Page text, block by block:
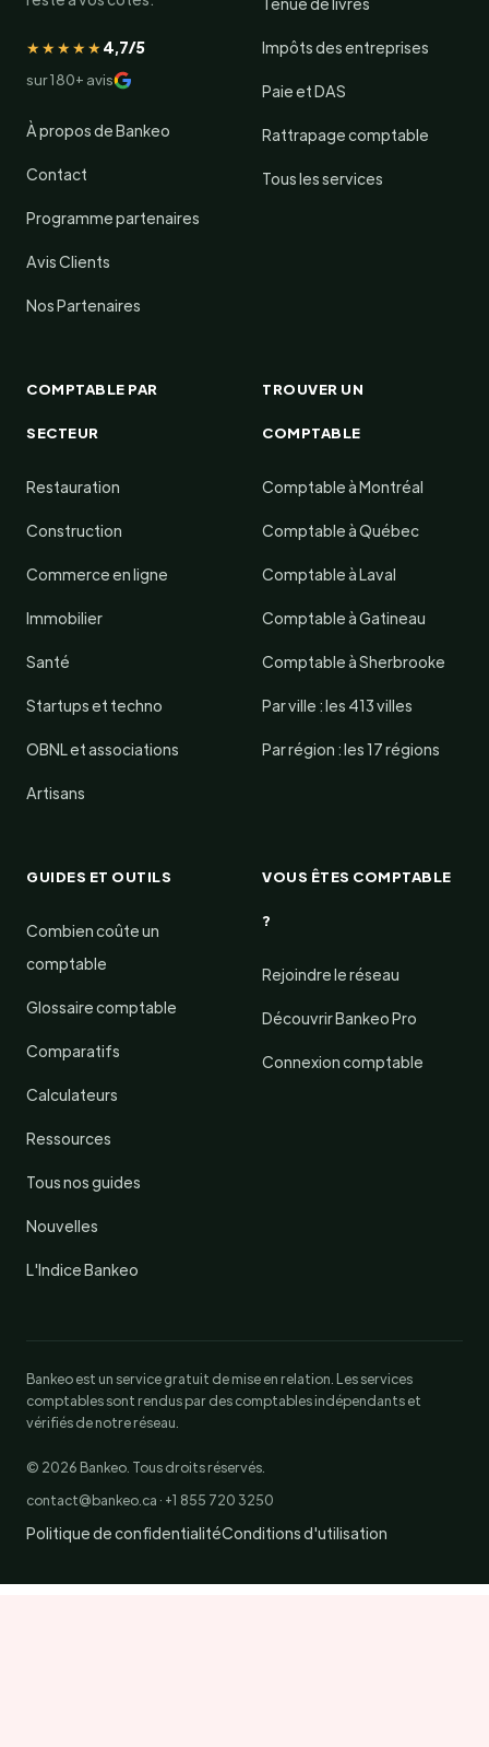
★★★★★4,7/5
sur 180+ avis
À propos de Bankeo
Contact
Programme partenaires
Avis Clients
Nos Partenaires
Impôts des entreprises
Paie et DAS
Rattrapage comptable
Tous les services
COMPTABLE PAR
SECTEUR
Restauration
Construction
Commerce en ligne
Immobilier
Santé
Startups et techno
OBNL et associations
Artisans
TROUVER UN
COMPTABLE
Comptable à Montréal
Comptable à Québec
Comptable à Laval
Comptable à Gatineau
Comptable à Sherbrooke
Par ville : les 413 villes
Par région : les 17 régions
GUIDES ET OUTILS
Combien coûte un
comptable
Glossaire comptable
Comparatifs
Calculateurs
Ressources
Tous nos guides
Nouvelles
L'Indice Bankeo
VOUS ÊTES COMPTABLE
?
Rejoindre le réseau
Découvrir Bankeo Pro
Connexion comptable
Bankeo est un service gratuit de mise en relation. Les services
comptables sont rendus par des comptables indépendants et
vérifiés de notre réseau.
© 2026 Bankeo. Tous droits réservés.
contact@bankeo.ca · +1 855 720 3250
Politique de confidentialitéConditions d'utilisation